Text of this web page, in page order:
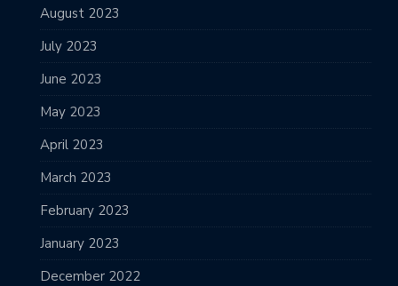
August 2023
July 2023
June 2023
May 2023
April 2023
March 2023
February 2023
January 2023
December 2022